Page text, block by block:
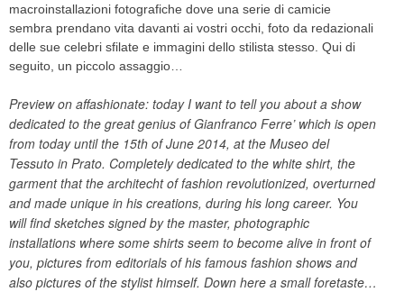
macroinstallazioni fotografiche dove una serie di camicie
sembra prendano vita davanti ai vostri occhi, foto da redazionali
delle sue celebri sfilate e immagini dello stilista stesso. Qui di
seguito, un piccolo assaggio…
Preview on affashionate: today I want to tell you about a show
dedicated to the great genius of Gianfranco Ferre’ which is open
from today until the 15th of June 2014, at the Museo del
Tessuto in Prato. Completely dedicated to the white shirt, the
garment that the architecht of fashion revolutionized, overturned
and made unique in his creations, during his long career. You
will find sketches signed by the master, photographic
installations where some shirts seem to become alive in front of
you, pictures from editorials of his famous fashion shows and
also pictures of the stylist himself. Down here a small foretaste…